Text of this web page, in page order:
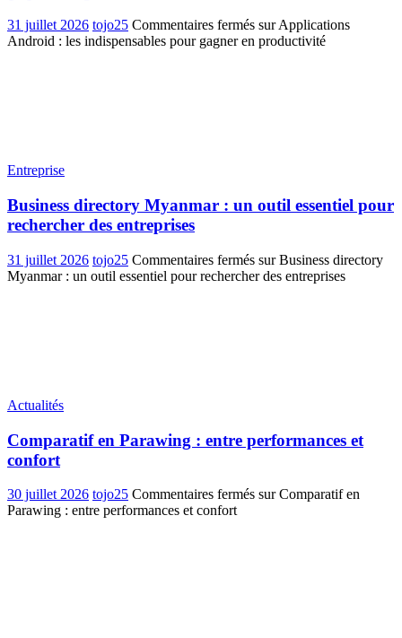
31 juillet 2026 tojo25 Commentaires fermés sur Applications
Android : les indispensables pour gagner en productivité
Entreprise
Business directory Myanmar : un outil essentiel pour
rechercher des entreprises
31 juillet 2026 tojo25 Commentaires fermés sur Business directory
Myanmar : un outil essentiel pour rechercher des entreprises
Actualités
Comparatif en Parawing : entre performances et
confort
30 juillet 2026 tojo25 Commentaires fermés sur Comparatif en
Parawing : entre performances et confort